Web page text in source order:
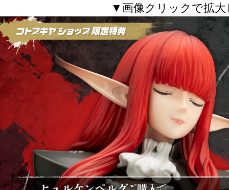
▼画像クリックで拡